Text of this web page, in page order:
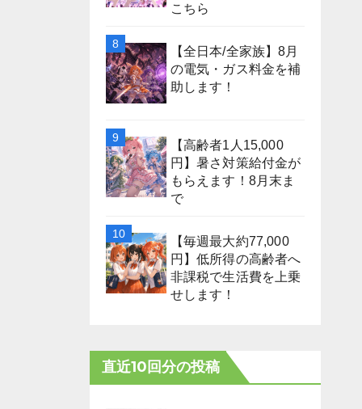
こちら
【全日本/全家族】8月
の電気・ガス料金を補
助します！
【高齢者1人15,000
円】暑さ対策給付金が
もらえます！8月末ま
で
【毎週最大約77,000
円】低所得の高齢者へ
非課税で生活費を上乗
せします！
直近10回分の投稿